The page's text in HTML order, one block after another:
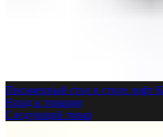
Письменный стол в стиле лофт
Назад к товарам
Следующий товар